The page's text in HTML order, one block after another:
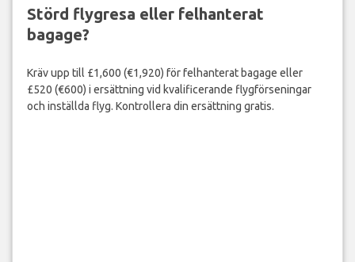
Störd flygresa eller felhanterat
bagage?
Kräv upp till £1,600 (€1,920) för felhanterat bagage eller
£520 (€600) i ersättning vid kvalificerande flygförseningar
och inställda flyg. Kontrollera din ersättning gratis.